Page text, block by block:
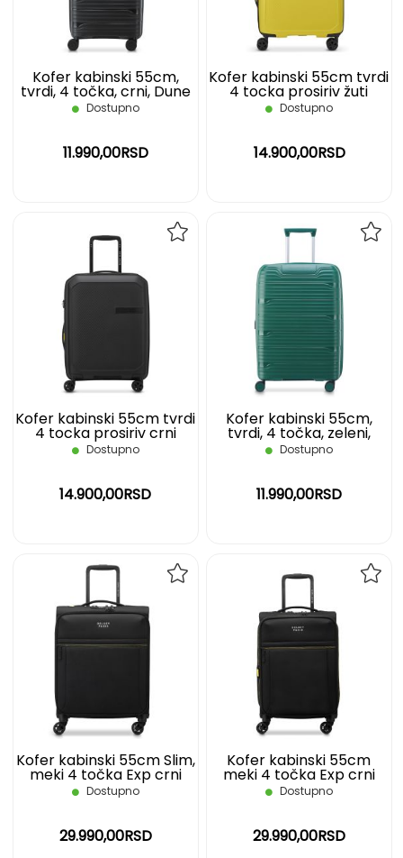
Kofer kabinski 55cm,
tvrdi, 4 točka, crni, Dune
Securitech DELSEY
Dostupno
11.990,00RSD
Kofer kabinski 55cm tvrdi
4 tocka prosiriv žuti
Anvers DELSEY
Dostupno
14.900,00RSD
Kofer kabinski 55cm tvrdi
4 tocka prosiriv crni
Anvers DELSEY
Dostupno
14.900,00RSD
Kofer kabinski 55cm,
tvrdi, 4 točka, zeleni,
Dune Securitech DELSEY
Dostupno
11.990,00RSD
Kofer kabinski 55cm Slim,
meki 4 točka Exp crni
Brochant 2.0 Delsey
Dostupno
29.990,00RSD
Kofer kabinski 55cm
meki 4 točka Exp crni
Brochant 3 Delsey
Dostupno
29.990,00RSD